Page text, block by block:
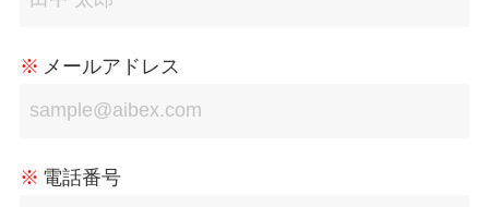
※ メールアドレス
※ 電話番号